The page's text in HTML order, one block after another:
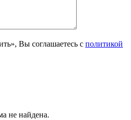
Вы соглашаетесь с политикой
не найдена.